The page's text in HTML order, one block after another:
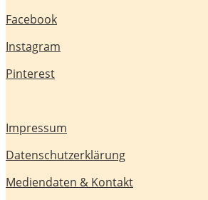
Facebook
Instagram
Pinterest
Impressum
Datenschutzerklärung
Mediendaten & Kontakt